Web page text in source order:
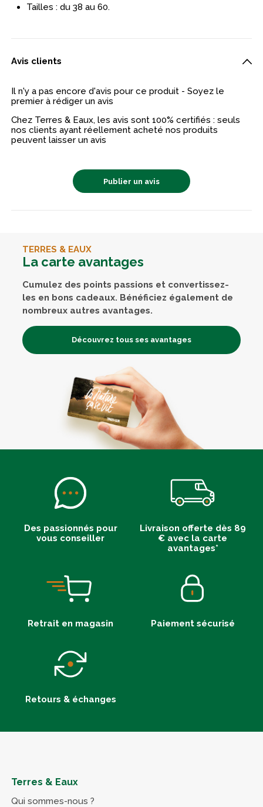
Tailles : du 38 au 60.
Avis clients
Il n'y a pas encore d'avis pour ce produit - Soyez le
premier à rédiger un avis
Chez Terres & Eaux, les avis sont 100% certifiés : seuls
nos clients ayant réellement acheté nos produits
peuvent laisser un avis
Publier un avis
TERRES & EAUX
La carte avantages
Cumulez des points passions et convertissez-
les en bons cadeaux. Bénéficiez également de
nombreux autres avantages.
Découvrez tous ses avantages
Des passionnés pour
vous conseiller
Livraison offerte dès 89
€ avec la carte
avantages*
Retrait en magasin Paiement sécurisé
Retours & échanges
Terres & Eaux
Qui sommes-nous ?